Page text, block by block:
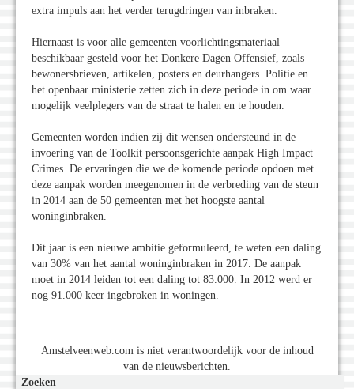
extra impuls aan het verder terugdringen van inbraken.
Hiernaast is voor alle gemeenten voorlichtingsmateriaal
beschikbaar gesteld voor het Donkere Dagen Offensief, zoals
bewonersbrieven, artikelen, posters en deurhangers. Politie en
het openbaar ministerie zetten zich in deze periode in om waar
mogelijk veelplegers van de straat te halen en te houden.
Gemeenten worden indien zij dit wensen ondersteund in de
invoering van de Toolkit persoonsgerichte aanpak High Impact
Crimes. De ervaringen die we de komende periode opdoen met
deze aanpak worden meegenomen in de verbreding van de steun
in 2014 aan de 50 gemeenten met het hoogste aantal
woninginbraken.
Dit jaar is een nieuwe ambitie geformuleerd, te weten een daling
van 30% van het aantal woninginbraken in 2017. De aanpak
moet in 2014 leiden tot een daling tot 83.000. In 2012 werd er
nog 91.000 keer ingebroken in woningen.
Amstelveenweb.com is niet verantwoordelijk voor de inhoud
van de nieuwsberichten.
Zoeken